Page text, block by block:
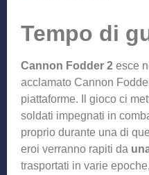
Tempo di
Cannon Fodder 2 esce
acclamato Cannon
piattaforme. Il gioco ci
soldati impegnati in
proprio durante una di
eroi verranno rapiti da
trasportati in varie